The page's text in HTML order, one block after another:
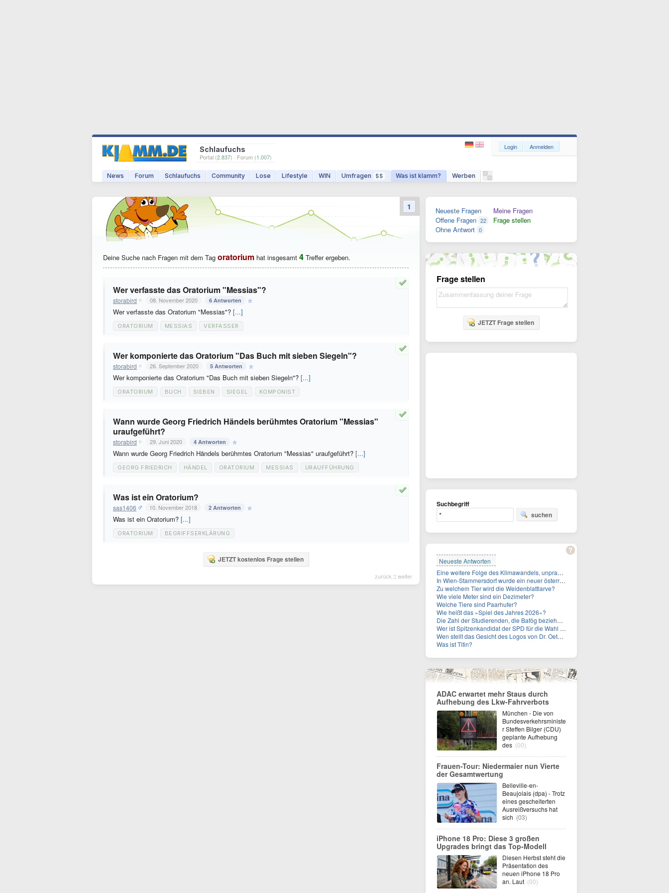
Schlaufuchs
Portal (2.837) · Forum (1.007)
News Forum Schlaufuchs Community Lose Lifestyle WIN Umfragen $$ Was ist klamm? Werben
Login Anmelden
Deine Suche nach Fragen mit dem Tag oratorium hat insgesamt 4 Treffer ergeben.
Wer verfasste das Oratorium "Messias"?
storabird 08. November 2020 6 Antworten
Wer verfasste das Oratorium "Messias"? [...]
ORATORIUM MESSIAS VERFASSER
Wer komponierte das Oratorium "Das Buch mit sieben Siegeln"?
storabird 26. September 2020 5 Antworten
Wer komponierte das Oratorium "Das Buch mit sieben Siegeln"? [...]
ORATORIUM BUCH SIEBEN SIEGEL KOMPONIST
Wann wurde Georg Friedrich Händels berühmtes Oratorium "Messias"
uraufgeführt?
storabird 29. Juni 2020 4 Antworten
Wann wurde Georg Friedrich Händels berühmtes Oratorium "Messias" uraufgeführt? [...]
GEORG FRIEDRICH HÄNDEL ORATORIUM MESSIAS URAUFFÜHRUNG
Was ist ein Oratorium?
sas1406 10. November 2018 2 Antworten
Was ist ein Oratorium? [...]
ORATORIUM BEGRIFFSERKLÄRUNG
JETZT kostenlos Frage stellen
zurück :: weiter
1
Neueste Fragen
Offene Fragen 22
Ohne Antwort 0
Meine Fragen
Frage stellen
Frage stellen
JETZT Frage stellen
Suchbegriff
suchen
Neueste Antworten
Eine weitere Folge des Klimawandels, unpraktisch für Urlauber: Wo fehlt mittlerweile sogar das Trinkwasser?
In Wien-Stammersdorf wurde ein neuer österreichischer Temperaturrekord gemessen. Wie hoch war die Temperatur?
Zu welchem Tier wird die Weidenblattlarve?
Wie viele Meter sind ein Dezimeter?
Welche Tiere sind Paarhufer?
Wie heißt das »Spiel des Jahres 2026«?
Die Zahl der Studierenden, die Bafög beziehen, sinkt. Woran liegt das?
Wer ist Spitzenkandidat der SPD für die Wahl zum Berliner Abgeordnetenhaus im September 2026?
Wen stellt das Gesicht des Logos von Dr. Oetker dar?
Was ist Titin?
ADAC erwartet mehr Staus durch
Aufhebung des Lkw-Fahrverbots
München - Die von
Bundesverkehrsministe
r Steffen Bilger (CDU)
geplante Aufhebung
des (00)
Frauen-Tour: Niedermaier nun Vierte
der Gesamtwertung
Belleville-en-
Beaujolais (dpa) - Trotz
eines gescheiterten
Ausreißversuchs hat
sich (03)
iPhone 18 Pro: Diese 3 großen
Upgrades bringt das Top-Modell
Diesen Herbst steht die
Präsentation des
neuen iPhone 18 Pro
an. Laut (00)